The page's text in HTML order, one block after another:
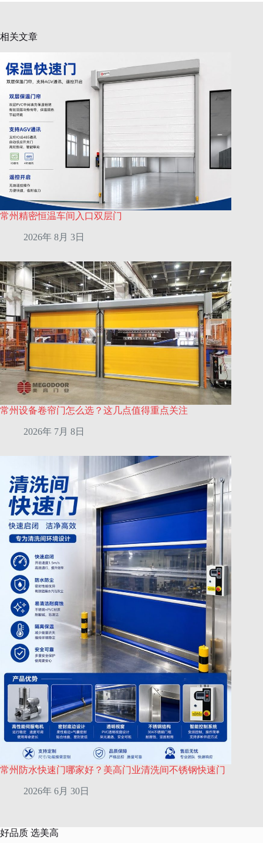
相关文章
常州精密恒温车间入口双层门
2026年 8月 3日
常州设备卷帘门怎么选？这几点值得重点关注
2026年 7月 8日
常州防水快速门哪家好？美高门业清洗间不锈钢快速门
2026年 6月 30日
好品质 选美高